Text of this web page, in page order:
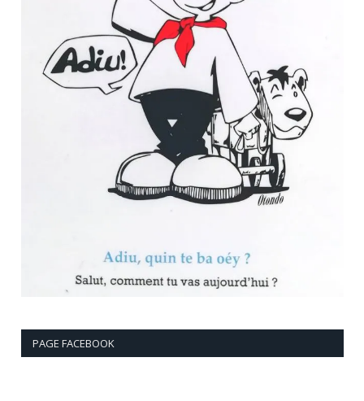
PAGE FACEBOOK